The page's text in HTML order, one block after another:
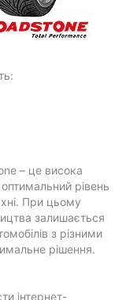
– це висока
рівень
При цьому
залишається
з різними
рішення.
інтернет-